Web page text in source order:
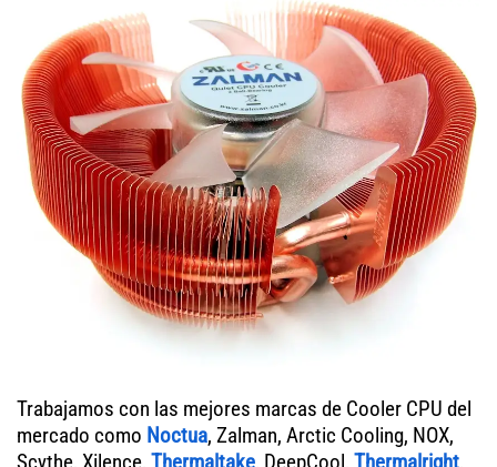
Trabajamos con las mejores marcas de Cooler CPU del
mercado como Noctua, Zalman, Arctic Cooling, NOX,